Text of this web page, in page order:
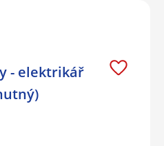
- elektrikář